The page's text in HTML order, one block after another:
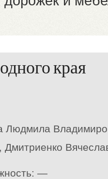
края
Дмитриенко
—